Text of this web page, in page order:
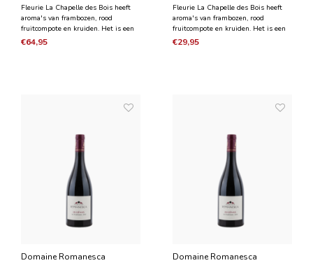
Magnum 1,5 L
Fleurie La Chapelle des Bois heeft
aroma's van frambozen, rood
fruitcompote en kruiden. Het is een
charmante wijn, medium tot vol en
heeft een vlezige smaak met een
€64,95
Fleurie La Chapelle des Bois heeft
aroma's van frambozen, rood
fruitcompote en kruiden. Het is een
charmante wijn, medium tot vol en
heeft een vlezige smaak met een
€29,95
Domaine Romanesca
Domaine Romanesca